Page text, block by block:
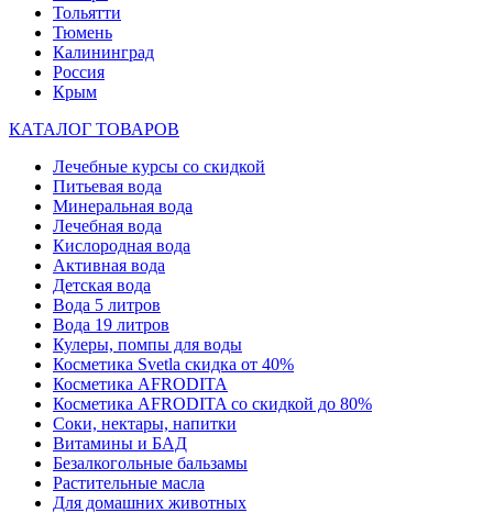
Тольятти
Тюмень
Калининград
Россия
Крым
КАТАЛОГ ТОВАРОВ
Лечебные курсы со скидкой
Питьевая вода
Минеральная вода
Лечебная вода
Кислородная вода
Активная вода
Детская вода
Вода 5 литров
Вода 19 литров
Кулеры, помпы для воды
Косметика Svetla скидка от 40%
Косметика AFRODITA
Косметика AFRODITA со скидкой до 80%
Соки, нектары, напитки
Витамины и БАД
Безалкогольные бальзамы
Растительные масла
Для домашних животных